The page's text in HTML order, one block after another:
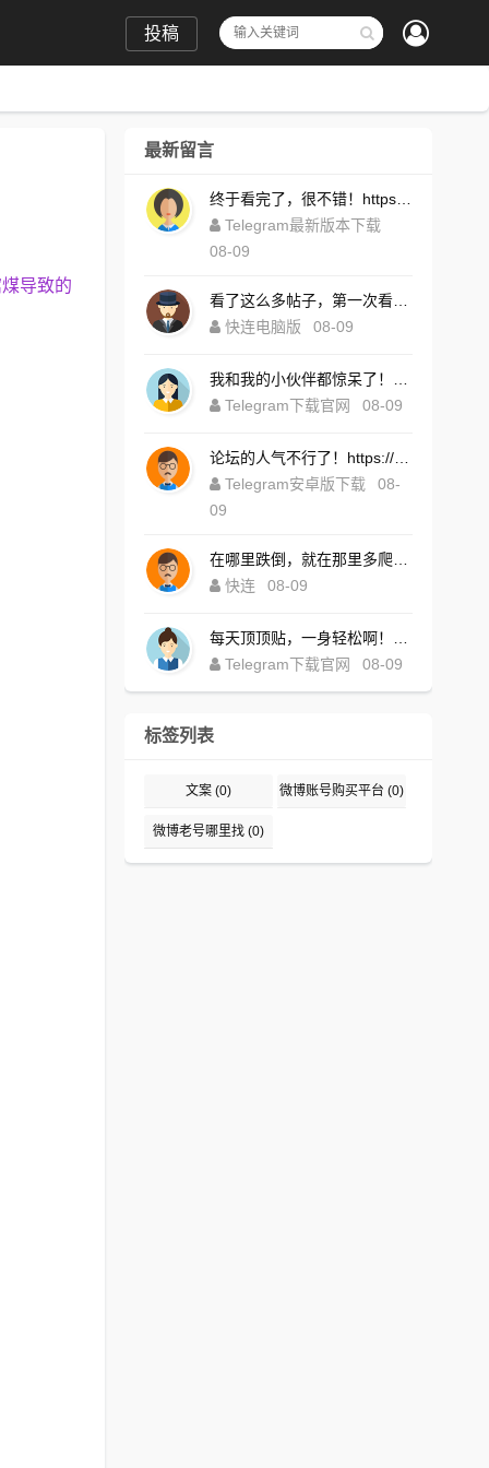
投稿
导致的
最新留言
Telegram最新版本下载
08-09
快连电脑版
08-09
Telegram下载官网
08-09
Telegram安卓版下载
08-
09
快连
08-09
Telegram下载官网
08-09
标签列表
文案 (0) 微博账号购买平台 (0)
微博老号哪里找 (0)